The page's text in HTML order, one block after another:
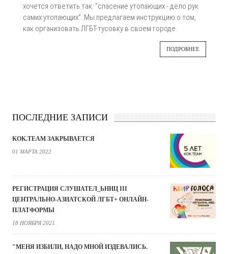
хочется ответить так: “спасение утопающих - дело рук
самих утопающих”. Мы предлагаем инструкцию о том,
как организовать ЛГБТ-тусовку в своем городе.
ПОДРОБНЕЕ
ПОСЛЕДНИЕ ЗАПИСИ
KOK.TEAM ЗАКРЫВАЕТСЯ
01 МАРТА 2022
РЕГИСТРАЦИЯ СЛУШАТЕЛ_ЬНИЦ III
ЦЕНТРАЛЬНО-АЗИАТСКОЙ ЛГБТ+ ОНЛАЙН-
ПЛАТФОРМЫ
18 НОЯБРЯ 2021
"МЕНЯ ИЗБИЛИ, НАДО МНОЙ ИЗДЕВАЛИСЬ.